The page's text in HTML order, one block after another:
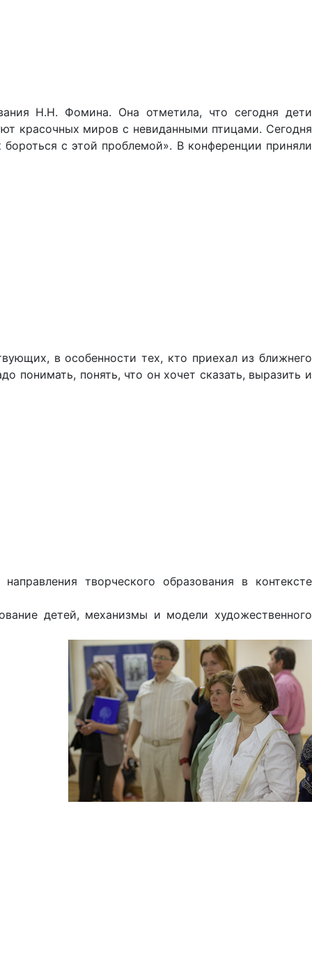
Н.Н. Фомина. Она отметила, что сегодня дети
красочных миров с невиданными птицами. Сегодня
с этой проблемой». В конференции приняли
в особенности тех, кто приехал из ближнего
понимать, понять, что он хочет сказать, выразить и
творческого образования в контексте
детей, механизмы и модели художественного